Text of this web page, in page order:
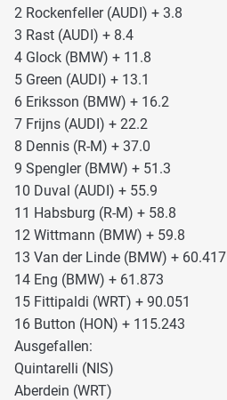
2 Rockenfeller (AUDI) + 3.8
3 Rast (AUDI) + 8.4
4 Glock (BMW) + 11.8
5 Green (AUDI) + 13.1
6 Eriksson (BMW) + 16.2
7 Frijns (AUDI) + 22.2
8 Dennis (R-M) + 37.0
9 Spengler (BMW) + 51.3
10 Duval (AUDI) + 55.9
11 Habsburg (R-M) + 58.8
12 Wittmann (BMW) + 59.8
13 Van der Linde (BMW) + 60.417
14 Eng (BMW) + 61.873
15 Fittipaldi (WRT) + 90.051
16 Button (HON) + 115.243
Ausgefallen:
Quintarelli (NIS)
Aberdein (WRT)